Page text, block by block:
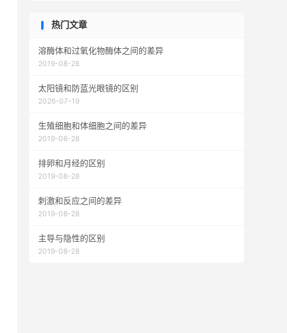
热门文章
溶酶体和过氧化物酶体之间的差异
2019-08-28
太阳镜和防蓝光眼镜的区别
2026-07-19
生殖细胞和体细胞之间的差异
2019-08-28
排卵和月经的区别
2019-08-28
刺激和反应之间的差异
2019-08-28
主导与隐性的区别
2019-08-28